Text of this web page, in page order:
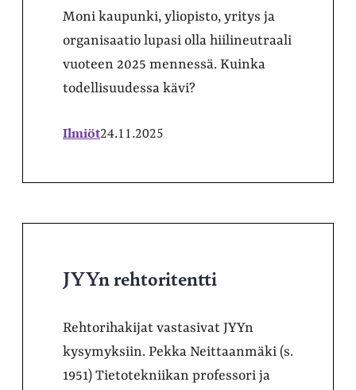
Moni kaupunki, yliopisto, yritys ja
organisaatio lupasi olla hiilineutraali
vuoteen 2025 mennessä. Kuinka
todellisuudessa kävi?
Ilmiöt24.11.2025
JYYn rehtoritentti
Rehtorihakijat vastasivat JYYn
kysymyksiin. Pekka Neittaanmäki (s.
1951) Tietotekniikan professori ja